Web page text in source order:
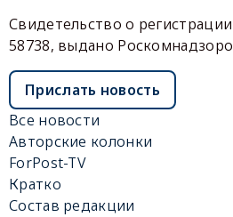
Свидетельство о
58738, выдано
Прислать новость
Все новости
Авторские колонки
ForPost-TV
Кратко
Состав редакции